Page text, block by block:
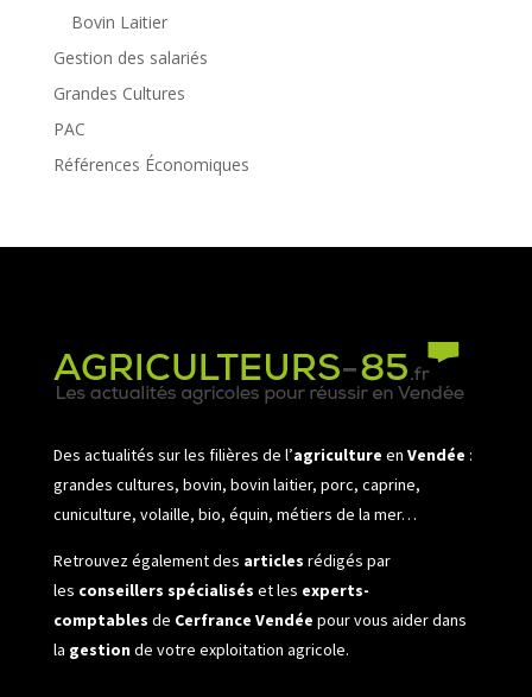
Bovin Laitier
Gestion des salariés
Grandes Cultures
PAC
Références Économiques
Des actualités sur les filières de l’agriculture en Vendée :
grandes cultures, bovin, bovin laitier, porc, caprine,
cuniculture, volaille, bio, équin, métiers de la mer…
Retrouvez également des articles rédigés par
les conseillers spécialisés et les experts-
comptables de Cerfrance Vendée pour vous aider dans
la gestionde votre exploitation agricole.